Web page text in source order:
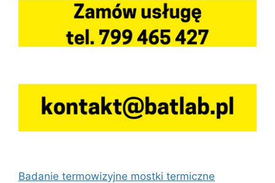
Badanie termowizyjne mostki termiczne